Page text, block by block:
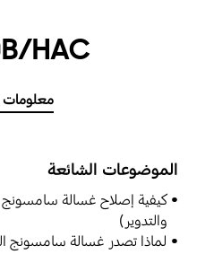
HAC
الموضوعات الشائعة
كيفية إصلاح غسالة سامسونج
والتدوير)
لماذا تصدر غسالة سامسونج